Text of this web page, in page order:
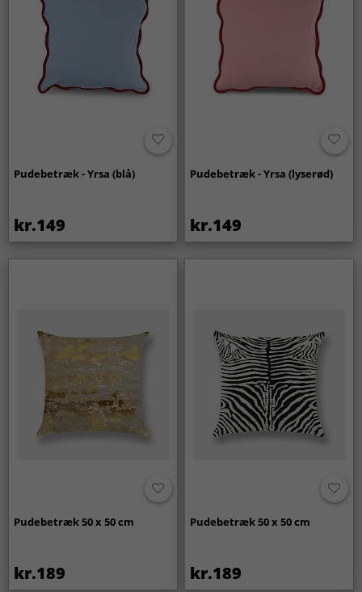
Pudebetræk - Yrsa (blå)
kr.149
Pudebetræk - Yrsa (lyserød)
kr.149
Pudebetræk 50 x 50 cm
kr.189
Pudebetræk 50 x 50 cm
kr.189